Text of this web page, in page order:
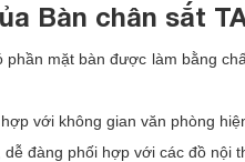
Bàn chân sắt
phần mặt bàn được làm bằng
với không gian văn phòng
đàng phối hợp với các đồ nội